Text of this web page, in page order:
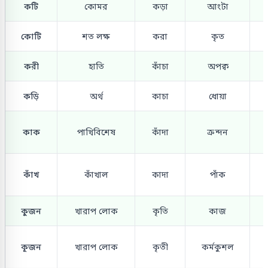
কটি কোমর কড়া আংটা
কোটি শত লক্ষ করা কৃত
করী হাতি কাঁচা অপক্ব
কড়ি অর্থ কাচা ধোয়া
কাক পাখিবিশেষ কাঁদা ক্রন্দন
কাঁখ কাঁখাল কাদা পাঁক
কুজন খারাপ লোক কৃতি কাজ
কূজন খারাপ লোক কৃতী কর্মকুশল